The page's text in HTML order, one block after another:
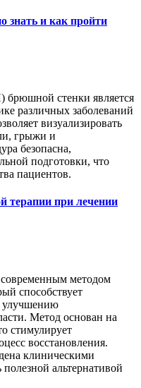
знать и как пройти
брюшной стенки является
различных заболеваний
визуализировать
грыжи и
безопасна,
подготовки, что
пациентов.
терапии при лечении
современным методом
способствует
улучшению
Метод основан на
стимулирует
восстановления.
клиническими
альтернативой